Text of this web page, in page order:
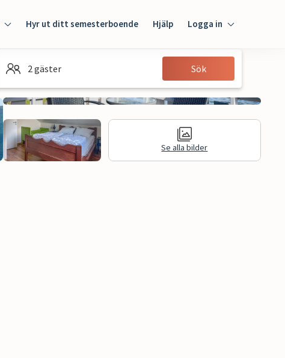
Hyr ut ditt semesterboende Hjälp Logga in
Gäst
2 gäster Sök
Se alla bilder